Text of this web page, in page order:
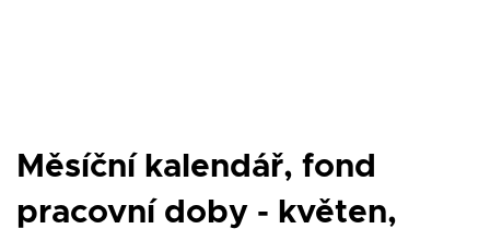
Měsíční kalendář, fond
pracovní doby - květen,